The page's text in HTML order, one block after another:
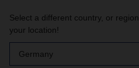
Select a different country, or
your location!
Germany